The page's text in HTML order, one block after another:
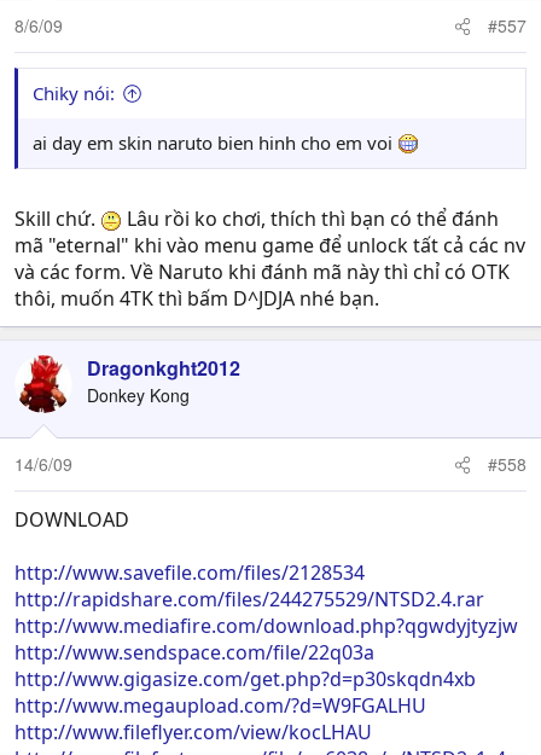
8/6/09 #557
Chiky nói:
ai day em skin naruto bien hinh cho em voi
Skill chứ.
Lâu rồi ko chơi, thích thì bạn có thể đánh
mã "eternal" khi vào menu game để unlock tất cả các nv
và các form. Về Naruto khi đánh mã này thì chỉ có OTK
thôi, muốn 4TK thì bấm D^JDJA nhé bạn.
Dragonkght2012
Donkey Kong
14/6/09 #558
DOWNLOAD
http://www.savefile.com/files/2128534
http://rapidshare.com/files/244275529/NTSD2.4.rar
http://www.mediafire.com/download.php?qgwdyjtyzjw
http://www.sendspace.com/file/22q03a
http://www.gigasize.com/get.php?d=p30skqdn4xb
http://www.megaupload.com/?d=W9FGALHU
http://www.fileflyer.com/view/kocLHAU